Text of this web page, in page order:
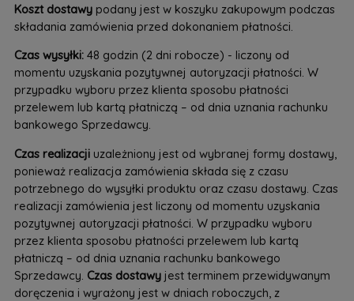
Koszt dostawypodany jest w koszyku zakupowym podczas
składania zamówienia przed dokonaniem płatności.
Czas wysyłki:48 godzin (2 dni robocze) - liczony od
momentu uzyskania pozytywnej autoryzacji płatności. W
przypadku wyboru przez klienta sposobu płatności
przelewem lub kartą płatniczą – od dnia uznania rachunku
bankowego Sprzedawcy.
Czas realizacjiuzależniony jest od wybranej formy dostawy,
ponieważ realizacja zamówienia składa się z czasu
potrzebnego do wysyłki produktu oraz czasu dostawy. Czas
realizacji zamówienia jest liczony od momentu uzyskania
pozytywnej autoryzacji płatności. W przypadku wyboru
przez klienta sposobu płatności przelewem lub kartą
płatniczą – od dnia uznania rachunku bankowego
Sprzedawcy. Czas dostawyjest terminem przewidywanym
doręczenia i wyrażony jest w dniach roboczych, z